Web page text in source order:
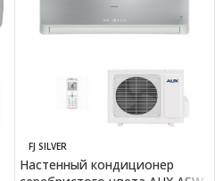
FJ SILVER
Настенный кондиционер